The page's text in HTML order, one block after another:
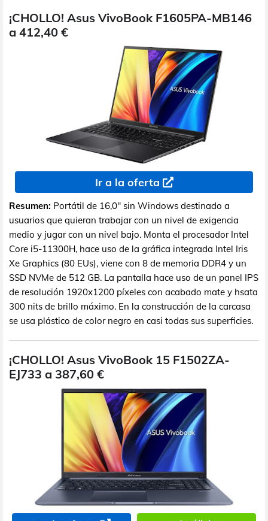
¡CHOLLO! Asus VivoBook F1605PA-MB146
a 412,40 €
Ir a la oferta
Resumen: Portátil de 16,0" sin Windows destinado a
usuarios que quieran trabajar con un nivel de exigencia
medio y jugar con un nivel bajo. Monta el procesador Intel
Core i5-11300H, hace uso de la gráfica integrada Intel Iris
Xe Graphics (80 EUs), viene con 8 de memoria DDR4 y un
SSD NVMe de 512 GB. La pantalla hace uso de un panel IPS
de resolución 1920x1200 píxeles con acabado mate y hsata
300 nits de brillo máximo. En la construcción de la carcasa
se usa plástico de color negro en casi todas sus superficies.
¡CHOLLO! Asus VivoBook 15 F1502ZA-
EJ733 a 387,60 €